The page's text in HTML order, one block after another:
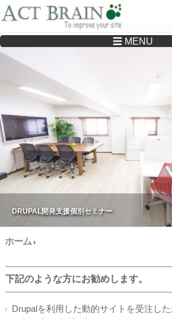
Drupalサイトの制作・保守をどこに頼んでいいか分
ださい
☰ MENU
DRUPAL開発支援個別セミナー
ホーム›
下記のような方にお勧めします。
Drupalを利用した動的サイトを受注し